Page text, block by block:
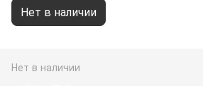
Нет в наличии
Нет в наличии